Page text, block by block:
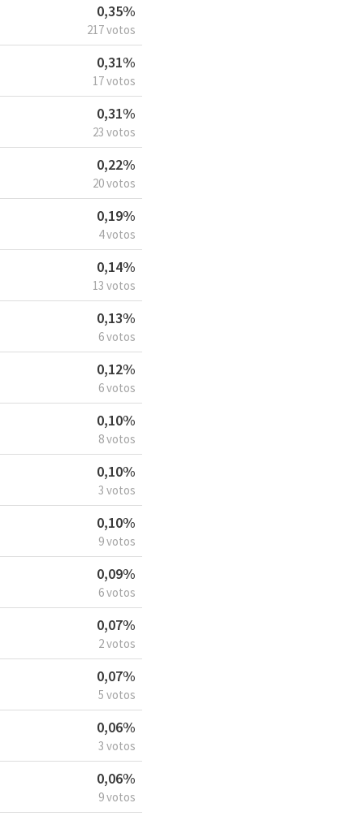
0,35%
217 votos
0,31%
17 votos
0,31%
23 votos
0,22%
20 votos
0,19%
4 votos
0,14%
13 votos
0,13%
6 votos
0,12%
6 votos
0,10%
8 votos
0,10%
3 votos
0,10%
9 votos
0,09%
6 votos
0,07%
2 votos
0,07%
5 votos
0,06%
3 votos
0,06%
9 votos